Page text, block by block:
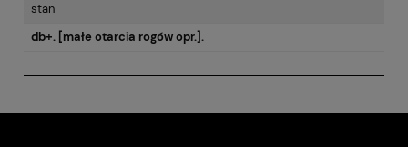
stan
db+. [małe otarcia rogów opr.].